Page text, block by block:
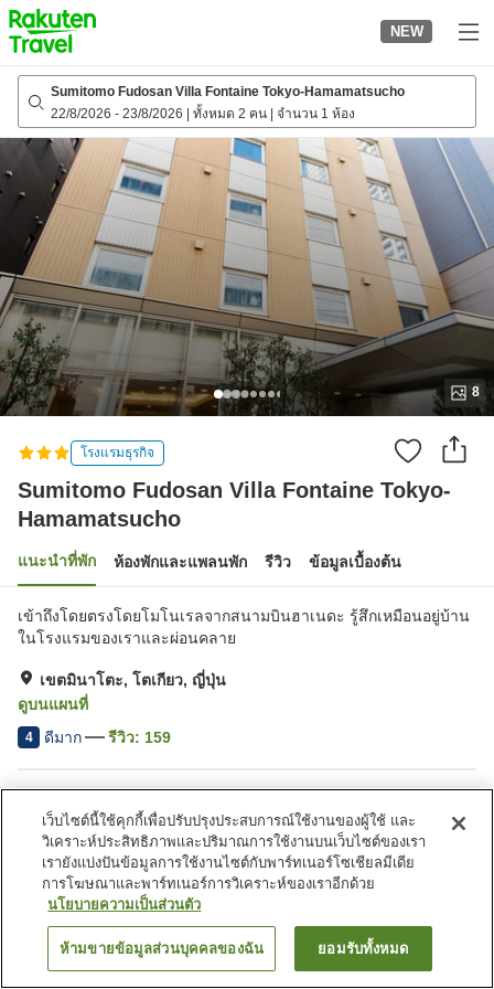
to
top
page
NEW
Sumitomo Fudosan Villa Fontaine Tokyo-Hamamatsucho
22/8/2026 - 23/8/2026 ทั้งหมด 2 คน จำนวน 1 ห้อง
8
โรงแรมธุรกิจ
Sumitomo Fudosan Villa Fontaine Tokyo-
Hamamatsucho
แนะนำที่พัก ห้องพักและแพลนพัก รีวิว ข้อมูลเบื้องต้น
เข้าถึงโดยตรงโดยโมโนเรลจากสนามบินฮาเนดะ รู้สึกเหมือนอยู่บ้าน
ในโรงแรมของเราและผ่อนคลาย
เขตมินาโตะ, โตเกียว, ญี่ปุ่น
ดูบนแผนที่
4 ดีมาก รีวิว: 159
Wi-Fi
ตู้จำหน่ายอัตโนมัติ
ไมโครเวฟส่วนรวม
บริการซักผ้า (มีค่าบริการ)
หน้าแรก ญี่ปุ่น โตเกียว
Sumitomo Fudosan Villa Fontaine Tokyo-Hamamatsucho
ค้นหาห้องพัก
เว็บไซต์นี้ใช้คุกกี้เพื่อปรับปรุงประสบการณ์ใช้งานของผู้ใช้ และ
วิเคราะห์ประสิทธิภาพและปริมาณการใช้งานบนเว็บไซต์ของเรา
เรายังแบ่งปันข้อมูลการใช้งานไซต์กับพาร์ทเนอร์โซเชียลมีเดีย
การโฆษณาและพาร์ทเนอร์การวิเคราะห์ของเราอีกด้วย
นโยบายความเป็นส่วนตัว
ห้ามขายข้อมูลส่วนบุคคลของฉัน ยอมรับทั้งหมด